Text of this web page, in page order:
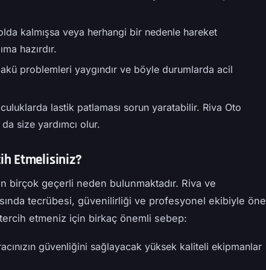
kalmışsa veya herhangi bir nedenle hareket
hazırdır.
problemleri yaygındır ve böyle durumlarda acil
lastik patlaması sorun yaratabilir. Riva Oto
size yardımcı olur.
Etmelisiniz?
birçok geçerli neden bulunmaktadır. Riva ve
tecrübesi, güvenilirliği ve profesyonel ekibiyle öne
tercih etmeniz için birkaç önemli sebep:
güvenliğini sağlayacak yüksek kaliteli ekipmanlar